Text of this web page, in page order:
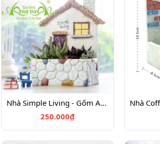
Nhà Simple Living - Gốm AquaGarden
250.000₫